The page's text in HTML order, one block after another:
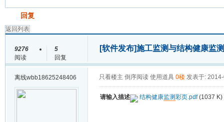
回复
返回列表
9276
阅读
5
回复
[软件发布]施工监测与结构健康监
离线wbb18625248406 只看楼主 倒序阅读 使用道具 0楼 发表于:
请输入描述 结构健康监测彩页.pdf(1037 K)